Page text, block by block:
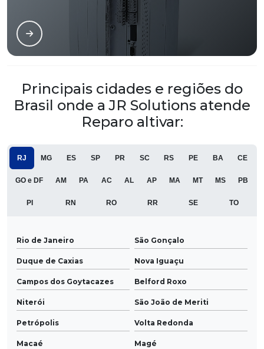
Principais cidades e regiões do
Brasil onde a JR Solutions atende
Reparo altivar:
RJ MG ES SP PR SC RS PE BA CE
GO e DF AM PA AC AL AP MA MT MS PB
PI RN RO RR SE TO
Rio de Janeiro São Gonçalo
Duque de Caxias Nova Iguaçu
Campos dos Goytacazes Belford Roxo
Niterói São João de Meriti
Petrópolis Volta Redonda
Macaé Magé